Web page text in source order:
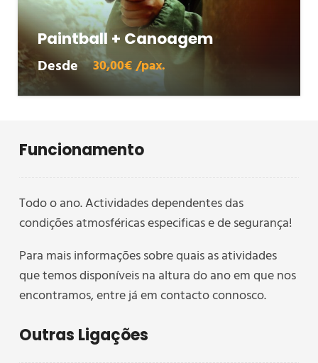
Paintball + Canoagem
Desde 30,00€ /pax.
Funcionamento
Todo o ano. Actividades dependentes das
condições atmosféricas especificas e de segurança!
Para mais informações sobre quais as atividades
que temos disponíveis na altura do ano em que nos
encontramos, entre já em contacto connosco.
Outras Ligações